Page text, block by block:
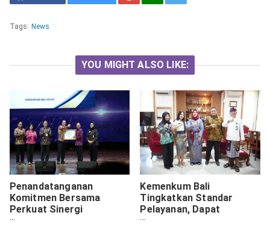
Tags: News
YOU MIGHT ALSO LIKE:
Penandatanganan
Komitmen Bersama
Perkuat Sinergi
Pemerintah dan
Kemenkum Bali
Tingkatkan Standar
Pelayanan, Dapat
Penilaian Positif dari Tim